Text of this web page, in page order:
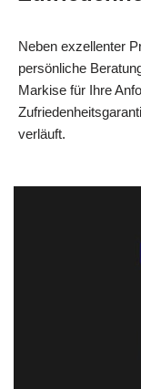
Neben exzellenter
persönliche
Markise für Ihre
verläuft.